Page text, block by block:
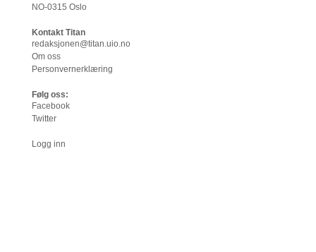
NO-0315 Oslo
Kontakt Titan
redaksjonen@titan.uio.no
Om oss
Personvernerklæring
Følg oss:
Facebook
Twitter
Logg inn